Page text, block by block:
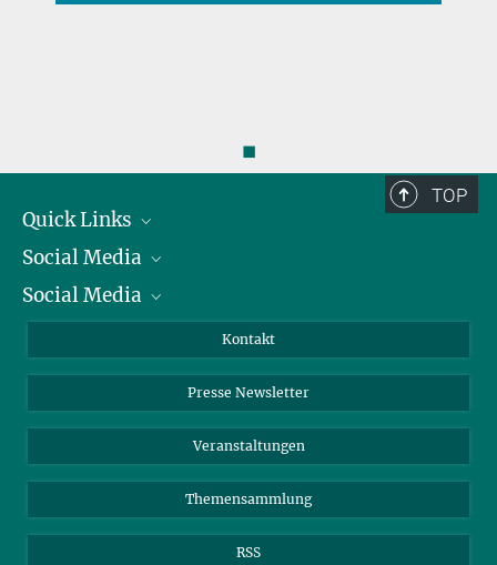
◼
TOP
Quick Links
Präsident
Zahlen und Fakten
Social Media
Bluesky
TikTok
Social Media
Instagram
YouTube
Kontakt
Presse Newsletter
Veranstaltungen
Themensammlung
RSS